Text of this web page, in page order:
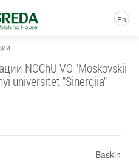
En
NOChU VO "Moskovskii
universitet "Sinergiia"
Baskin